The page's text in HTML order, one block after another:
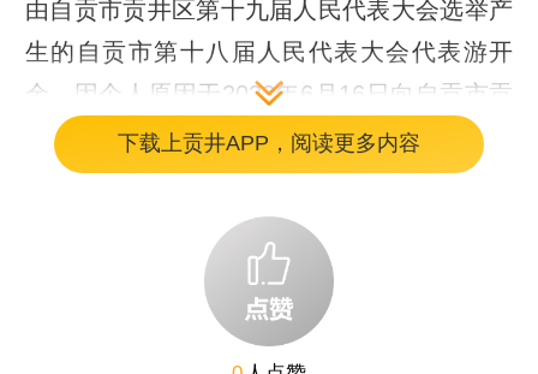
由自贡市贡井区第十九届人民代表大会选举产
生的自贡市第十八届人民代表大会代表游开
余，因个人原因于2022年6月16日向自贡市贡
井区人民代表大会常务委员会书面提出辞职。
根据《中华人民共和国全国人民代表大会和地
方各级人民代表大会选举法》第五十五条的规
定，自贡市贡井区第十九届人民代表大会常务
委员会第四次会议决定：接受游开余辞去自贡
市第十八届人民代表大会代表职务，报自贡市
下载上贡井APP，阅读更多内容